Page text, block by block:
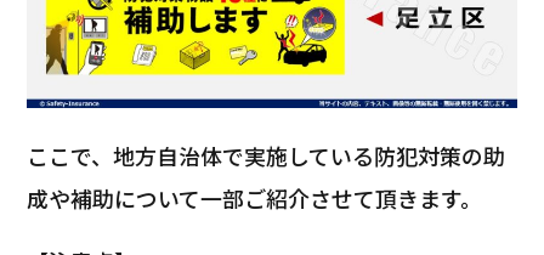
ここで、地方自治体で実施している防犯対策の助
成や補助について一部ご紹介させて頂きます。